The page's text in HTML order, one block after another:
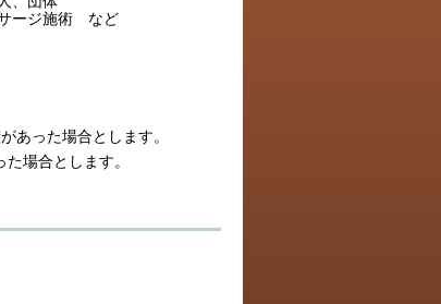
ージ施術
など
あった場合とします。
場合とします。